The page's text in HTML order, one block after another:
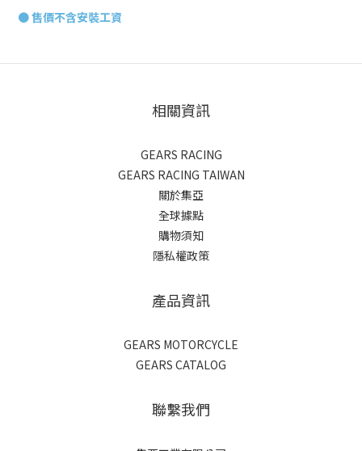
●售價不含安裝工資
相關資訊
GEARS RACING
GEARS RACING TAIWAN
關於集亞
全球據點
購物須知
隱私權政策
產品資訊
GEARS MOTORCYCLE
GEARS CATALOG
聯繫我們